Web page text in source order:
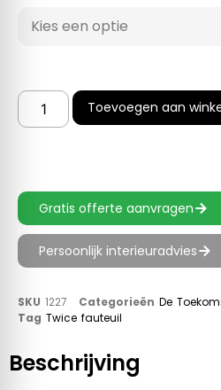
Toevoegen aan
Gratis offerte aanvragen
Persoonlijk interieuradvies
SKU 1227 Categorieën De
Tag Twice fauteuil
Beschrijving